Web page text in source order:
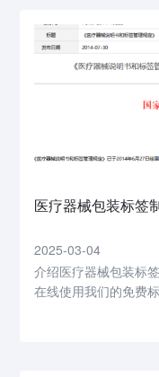
医疗器械包装标签
2025-03-04
介绍医疗器械包装标
在线使用我们的免费